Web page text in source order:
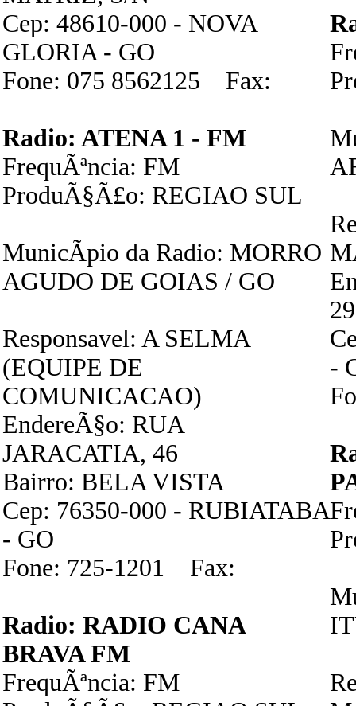
Cep: 48610-000 - NOVA
GLORIA - GO
Fone: 075 8562125 Fax:
Radio: ATENA 1 - FM
FrequÃªncia: FM
ProduÃ§Ã£o: REGIAO SUL
MunicÃ­pio da Radio: MORRO
AGUDO DE GOIAS / GO
Responsavel: A SELMA
(EQUIPE DE
COMUNICACAO)
EndereÃ§o: RUA
JARACATIA, 46
Bairro: BELA VISTA
Cep: 76350-000 - RUBIATABA
- GO
Fone: 725-1201 Fax:
Radio: RADIO CANA
BRAVA FM
FrequÃªncia: FM
-